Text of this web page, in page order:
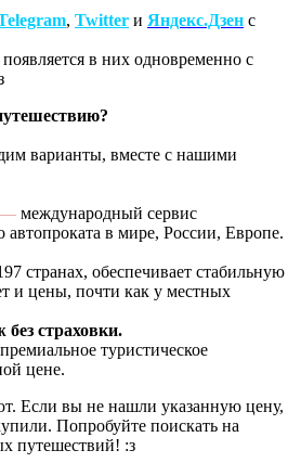
, Twitter и Яндекс.Дзен с
в них одновременно с
варианты, вместе с нашими
— международный сервис
автопроката в мире, России, Европе.
странах, обеспечивает стабильную
и цены, почти как у местных
без страховки.
туристическое
цене.
Если вы не нашли указанную цену,
Попробуйте поискать на
путешествий! :з